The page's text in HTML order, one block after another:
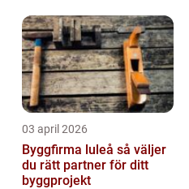
03 april 2026
Byggfirma luleå så väljer
du rätt partner för ditt
byggprojekt